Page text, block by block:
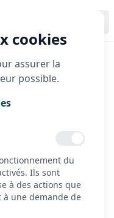
allemande
du
tricycle
cookies
assurer la
possible.
du
Ils sont
à des actions que
une demande de